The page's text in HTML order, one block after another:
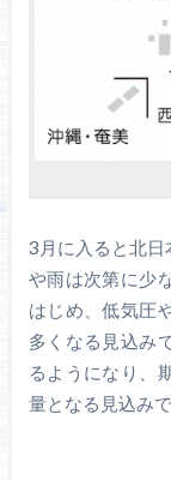
3月に入ると北日
や雨は次第に少
はじめ、低気圧
多くなる見込み
るようになり、
量となる見込みで